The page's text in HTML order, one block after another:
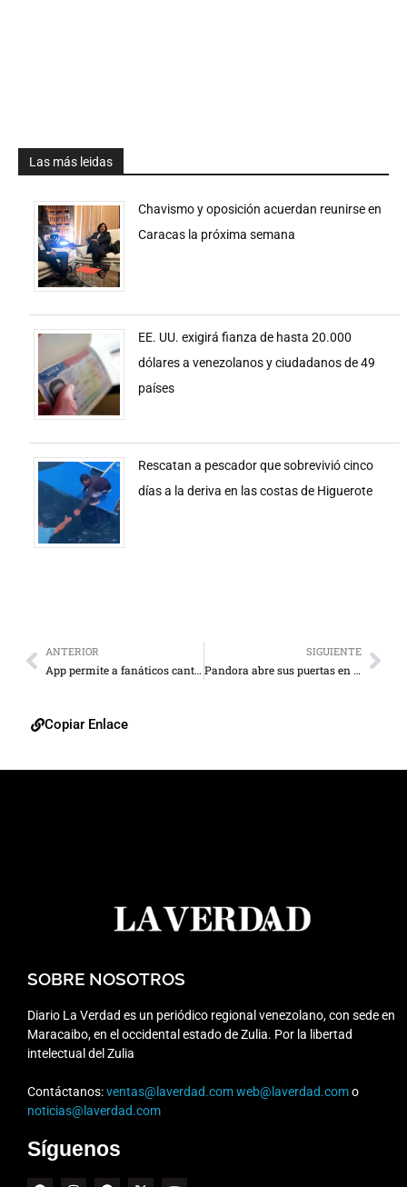
Las más leidas
Chavismo y oposición acuerdan reunirse en
Caracas la próxima semana
EE. UU. exigirá fianza de hasta 20.000
dólares a venezolanos y ciudadanos de 49
países
Rescatan a pescador que sobrevivió cinco
días a la deriva en las costas de Higuerote
ANTERIOR
App permite a fanáticos cantar con sus ídolos
SIGUIENTE
Pandora abre sus puertas en mayo
Copiar Enlace
SOBRE NOSOTROS
Diario La Verdad es un periódico regional venezolano, con sede en
Maracaibo, en el occidental estado de Zulia. Por la libertad
intelectual del Zulia
Contáctanos:ventas@laverdad.comweb@laverdad.como
noticias@laverdad.com
Síguenos